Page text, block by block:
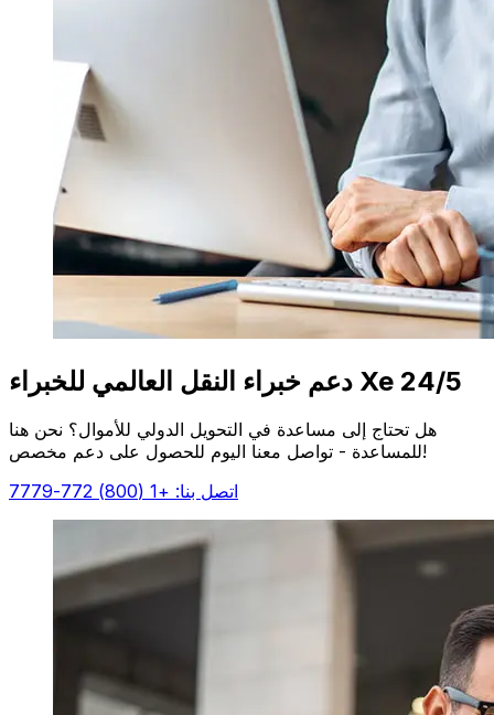
دعم خبراء النقل العالمي للخبراء Xe 24/5
هل تحتاج إلى مساعدة في التحويل الدولي للأموال؟ نحن هنا
للمساعدة - تواصل معنا اليوم للحصول على دعم مخصص!
اتصل بنا: +1 (800) 772-7779